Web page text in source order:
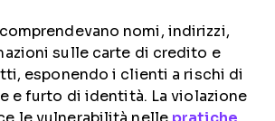
nomi, indirizzi,
sulle carte di credito e
esponendo i clienti a rischi di
e furto di identità. La violazione
le vulnerabilità nelle pratiche